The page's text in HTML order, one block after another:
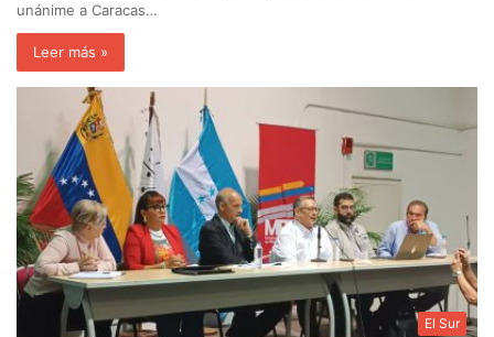
unánime a Caracas…
Leer más »
El Sur